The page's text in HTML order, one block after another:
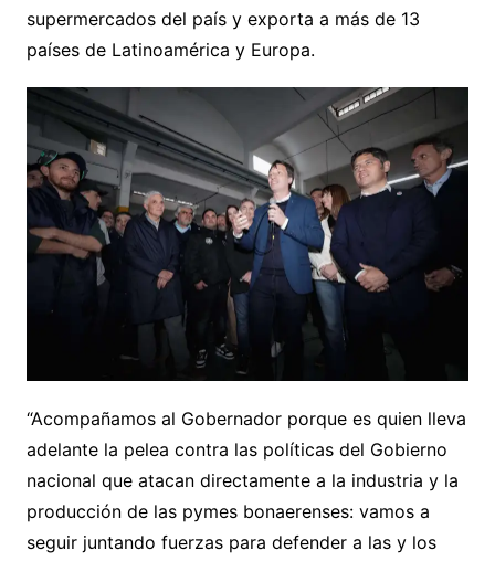
supermercados del país y exporta a más de 13
países de Latinoamérica y Europa.
“Acompañamos al Gobernador porque es quien lleva
adelante la pelea contra las políticas del Gobierno
nacional que atacan directamente a la industria y la
producción de las pymes bonaerenses: vamos a
seguir juntando fuerzas para defender a las y los